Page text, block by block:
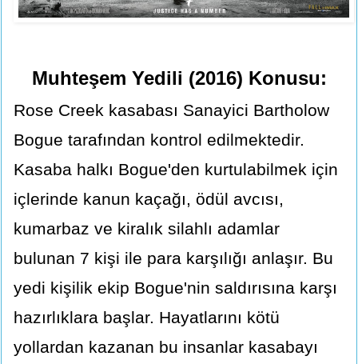
Muhteşem Yedili (2016) Konusu:
Rose Creek kasabası Sanayici Bartholow
Bogue tarafından kontrol edilmektedir.
Kasaba halkı Bogue'den kurtulabilmek için
içlerinde kanun kaçağı, ödül avcısı,
kumarbaz ve kiralık silahlı adamlar
bulunan 7 kişi ile para karşılığı anlaşır. Bu
yedi kişilik ekip Bogue'nin saldırısına karşı
hazırlıklara başlar. Hayatlarını kötü
yollardan kazanan bu insanlar kasabayı